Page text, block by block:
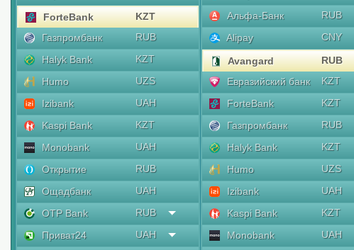
ForteBank
KZT
Газпромбанк
RUB
Halyk Bank
KZT
Humo
UZS
Izibank
UAH
Kaspi Bank
KZT
Monobank
UAH
Открытие
RUB
Ощадбанк
UAH
OTP Bank
RUB
Приват24
UAH
Альфа-Банк
RUB
Alipay
CNY
Avangard
RUB
Евразийский банк
KZT
ForteBank
KZT
Газпромбанк
RUB
Halyk Bank
KZT
Humo
UZS
Izibank
UAH
Kaspi Bank
KZT
Monobank
UAH